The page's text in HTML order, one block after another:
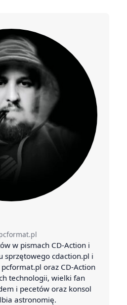
w pismach CD-Action i
sprzętowego cdaction.pl i
oraz CD-Action
technologii, wielki fan
i pecetów oraz konsol
astronomię.